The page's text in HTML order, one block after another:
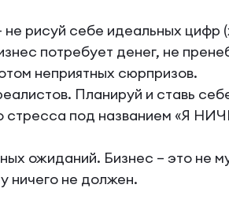
рисуй себе идеальных цифр
потребует денег, не
неприятных сюрпризов.
Планируй и ставь
стресса под названием «Я
ожиданий. Бизнес – это не
ничего не должен.